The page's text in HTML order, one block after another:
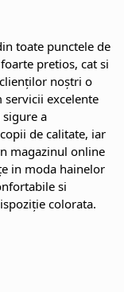
toate punctele de
pretios, cat si
noștri o
excelente
a
de calitate, iar
magazinul online
in moda hainelor
si
colorata.